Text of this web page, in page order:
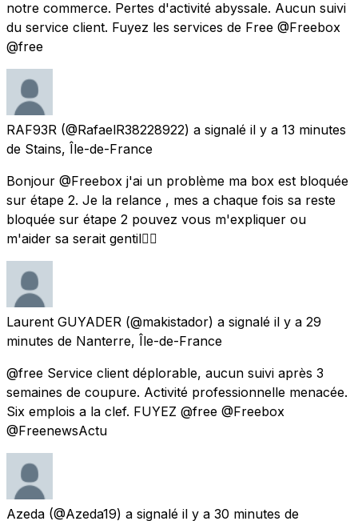
notre commerce. Pertes d'activité abyssale. Aucun suivi
du service client. Fuyez les services de Free @Freebox
@free
RAF93R (@RafaelR38228922) a signalé il y a 13 minutes
de Stains, Île-de-France
Bonjour @Freebox j'ai un problème ma box est bloquée
sur étape 2. Je la relance , mes a chaque fois sa reste
bloquée sur étape 2 pouvez vous m'expliquer ou
m'aider sa serait gentil👌🏼
Laurent GUYADER (@makistador) a signalé il y a 29
minutes de Nanterre, Île-de-France
@free Service client déplorable, aucun suivi après 3
semaines de coupure. Activité professionnelle menacée.
Six emplois a la clef. FUYEZ @free @Freebox
@FreenewsActu
Azeda (@Azeda19) a signalé il y a 30 minutes de